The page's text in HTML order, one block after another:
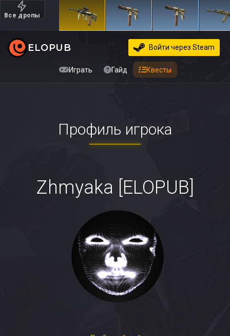
Все дропы
Дорогие
ELOPUB
Играть Гайд Квесты
Войти через Steam
Профиль игрока
Zhmyaka [ELOPUB]